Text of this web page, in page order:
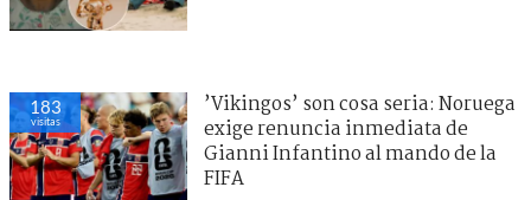
183
visitas
’Vikingos’ son cosa seria: Noruega
exige renuncia inmediata de
Gianni Infantino al mando de la
FIFA